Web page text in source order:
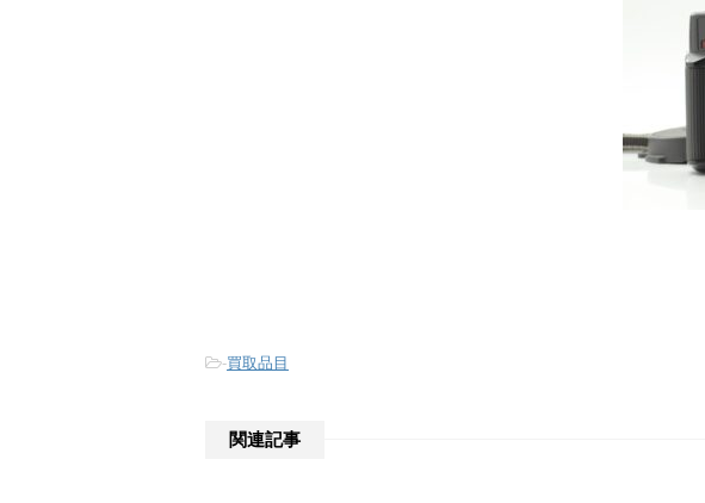
-買取品目
関連記事